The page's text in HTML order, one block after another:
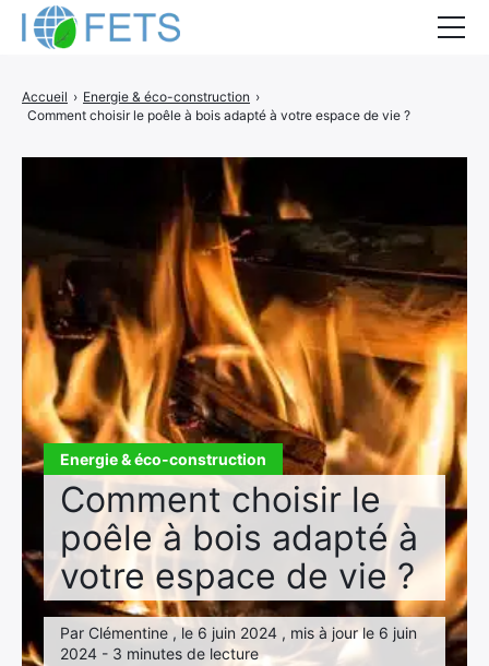
Energie & éco-construction
Comment choisir le
poêle à bois adapté à
votre espace de vie ?
Par Clémentine , le 6 juin 2024 , mis à jour le 6 juin
2024 - 3 minutes de lecture
Accueil › Energie & éco-construction ›
Comment choisir le poêle à bois adapté à votre espace de vie ?
Actualités
Aides à la rénovation
DEVIS